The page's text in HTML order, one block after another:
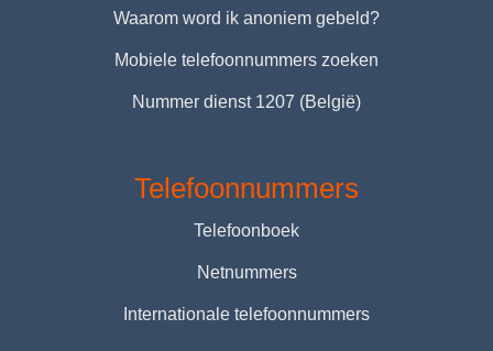
Waarom word ik anoniem gebeld?
Mobiele telefoonnummers zoeken
Nummer dienst 1207 (België)
Telefoonnummers
Telefoonboek
Netnummers
Internationale telefoonnummers